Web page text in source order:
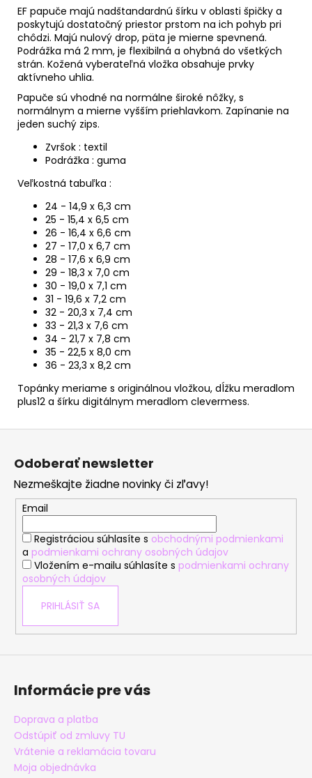
EF papuče majú nadštandardnú šírku v oblasti špičky a
poskytujú dostatočný priestor prstom na ich pohyb pri
chôdzi. Majú nulový drop, päta je mierne spevnená.
Podrážka má 2 mm, je flexibilná a ohybná do všetkých
strán. Kožená vyberateľná vložka obsahuje prvky
aktívneho uhlia.
Papuče sú vhodné na normálne široké nôžky, s
normálnym a mierne vyšším priehlavkom. Zapínanie na
jeden suchý zips.
Zvršok : textil
Podrážka : guma
Veľkostná tabuľka :
24 - 14,9 x 6,3 cm
25 - 15,4 x 6,5 cm
26 - 16,4 x 6,6 cm
27 - 17,0 x 6,7 cm
28 - 17,6 x 6,9 cm
29 - 18,3 x 7,0 cm
30 - 19,0 x 7,1 cm
31 - 19,6 x 7,2 cm
32 - 20,3 x 7,4 cm
33 - 21,3 x 7,6 cm
34 - 21,7 x 7,8 cm
35 - 22,5 x 8,0 cm
36 - 23,3 x 8,2 cm
Topánky meriame s originálnou vložkou, dĺžku meradlom
plus12 a šírku digitálnym meradlom clevermess.
Z
Odoberať newsletter
Nezmeškajte žiadne novinky či zľavy!
Email
Registráciou súhlasíte s obchodnými podmienkami
a podmienkami ochrany osobných údajov
Vložením e-mailu súhlasíte s podmienkami ochrany
osobných údajov
PRIHLÁSIŤ SA
Informácie pre vás
Doprava a platba
Odstúpiť od zmluvy TU
Vrátenie a reklamácia tovaru
Moja objednávka